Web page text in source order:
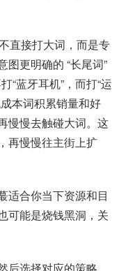
直接打大词，而是专
更明确的 “长尾词”
“蓝牙耳机”，而打“运
本词积累销量和好
慢慢去触碰大词。这
再慢慢往主街上扩
适合你当下资源和目
可能是烧钱黑洞，关
选择对应的策略，